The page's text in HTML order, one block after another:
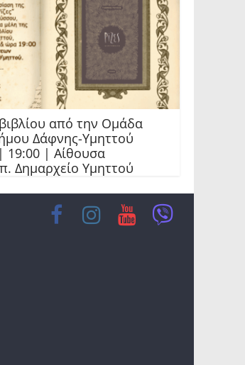
από την Ομάδα
Δάφνης-Υμηττού
19:00 | Αίθουσα
Δημαρχείο Υμηττού